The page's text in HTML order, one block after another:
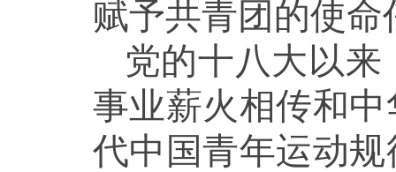
赋予共青团的使命
党的十八大以
事业薪火相传和
代中国青年运动